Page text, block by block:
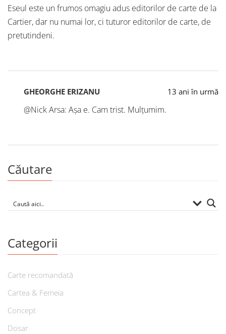
Eseul este un frumos omagiu adus editorilor de carte de la
Cartier, dar nu numai lor, ci tuturor editorilor de carte, de
pretutindeni.
GHEORGHE ERIZANU 13 ani în urmă
@Nick Arsa: Așa e. Cam trist. Mulțumim.
Căutare
Categorii
Carte recomandată
Cartea & Femeia
Concept
Dosar